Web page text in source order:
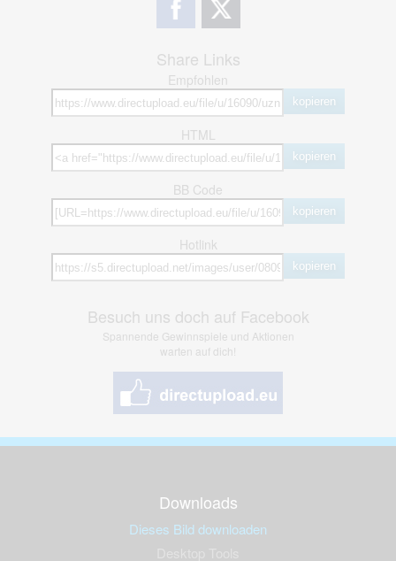
Share Links
Empfohlen
kopieren
HTML
kopieren
BB Code
kopieren
Hotlink
kopieren
Besuch uns doch auf Facebook
Spannende Gewinnspiele und Aktionen
warten auf dich!
Downloads
Dieses Bild downloaden